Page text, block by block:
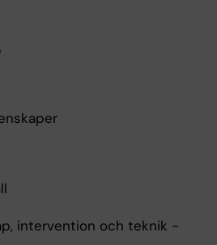
intervention och teknik -